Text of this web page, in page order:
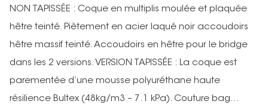
NON TAPISSÉE : Coque en multiplis moulée et plaquée
hêtre teinté. Piètement en acier laqué noir accoudoirs
hêtre massif teinté. Accoudoirs en hêtre pour le bridge
dans les 2 versions. VERSION TAPISSÉE : La coque est
parementée d’une mousse polyuréthane haute
résilience Bultex (48kg/m3 – 7.1 kPa). Couture bag...